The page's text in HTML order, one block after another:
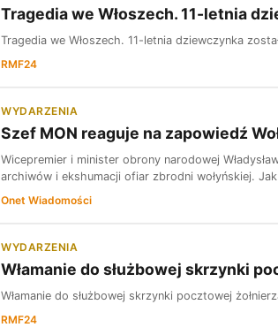
Tragedia we Włoszech. 11-letnia
Tragedia we Włoszech. 11-letnia dziewczynka
RMF24
WYDARZENIA
Szef MON reaguje na zapowiedź
Wicepremier i minister obrony narodowej
archiwów i ekshumacji ofiar zbrodni wołyńskiej.
Onet Wiadomości
WYDARZENIA
Włamanie do służbowej skrzynki
Włamanie do służbowej skrzynki pocztowej
RMF24